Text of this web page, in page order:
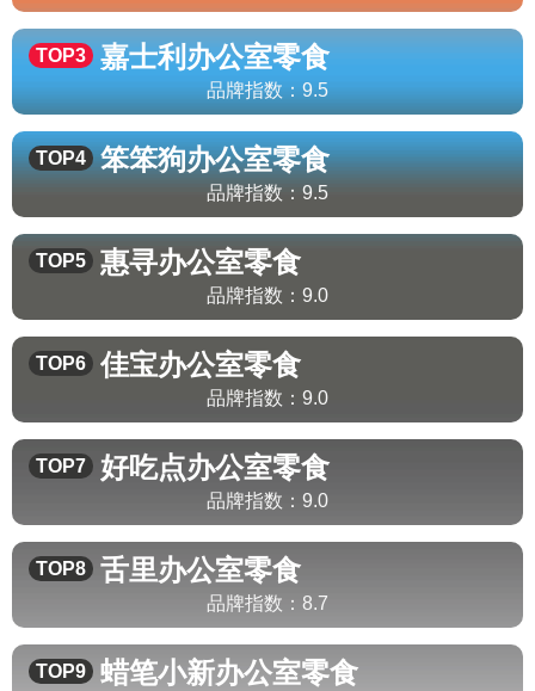
TOP3 嘉士利 办公室零食
品牌指数： 9.5
TOP4 笨笨狗办公室零食
品牌指数： 9.5
TOP5 惠寻办公室零食
品牌指数： 9.0
TOP6 佳宝办公室零食
品牌指数： 9.0
TOP7 好吃点办公室零食
品牌指数： 9.0
TOP8 舌里办公室零食
品牌指数： 8.7
TOP9 蜡笔小新办公室零食